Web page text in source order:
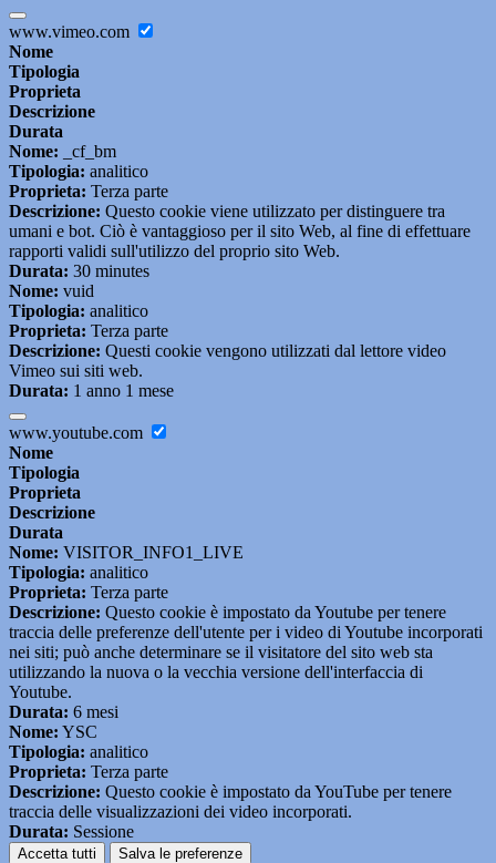
www.vimeo.com
Nome
Tipologia
Proprieta
Descrizione
Durata
Nome: _cf_bm
Tipologia: analitico
Proprieta: Terza parte
Descrizione: Questo cookie viene utilizzato per distinguere tra
umani e bot. Ciò è vantaggioso per il sito Web, al fine di effettuare
rapporti validi sull'utilizzo del proprio sito Web.
Durata: 30 minutes
Nome: vuid
Tipologia: analitico
Proprieta: Terza parte
Descrizione: Questi cookie vengono utilizzati dal lettore video
Vimeo sui siti web.
Durata: 1 anno 1 mese
www.youtube.com
Nome
Tipologia
Proprieta
Descrizione
Durata
Nome: VISITOR_INFO1_LIVE
Tipologia: analitico
Proprieta: Terza parte
Descrizione: Questo cookie è impostato da Youtube per tenere
traccia delle preferenze dell'utente per i video di Youtube incorporati
nei siti; può anche determinare se il visitatore del sito web sta
utilizzando la nuova o la vecchia versione dell'interfaccia di
Youtube.
Durata: 6 mesi
Nome: YSC
Tipologia: analitico
Proprieta: Terza parte
Descrizione: Questo cookie è impostato da YouTube per tenere
traccia delle visualizzazioni dei video incorporati.
Durata: Sessione
Accetta tutti Salva le preferenze